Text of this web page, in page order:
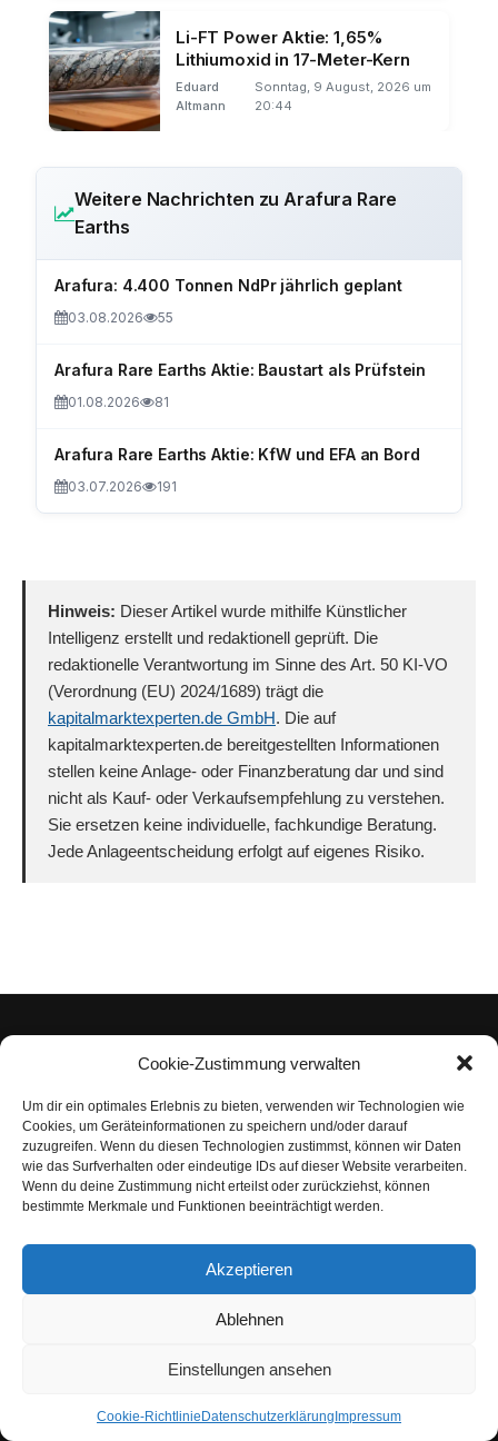
Cookie-Zustimmung verwalten
Um dir ein optimales Erlebnis zu bieten, verwenden wir Technologien wie
Cookies, um Geräteinformationen zu speichern und/oder darauf
zuzugreifen. Wenn du diesen Technologien zustimmst, können wir Daten
wie das Surfverhalten oder eindeutige IDs auf dieser Website verarbeiten.
Wenn du deine Zustimmung nicht erteilst oder zurückziehst, können
bestimmte Merkmale und Funktionen beeinträchtigt werden.
Akzeptieren
Ablehnen
Einstellungen ansehen
Cookie-Richtlinie Datenschutzerklärung Impressum
Li-FT Power Aktie: 1,65%
Lithiumoxid in 17-Meter-Kern
Eduard
Altmann
Sonntag, 9 August, 2026 um
20:44
Weitere Nachrichten zu Arafura Rare
Earths
Arafura: 4.400 Tonnen NdPr jährlich geplant
03.08.2026 55
Arafura Rare Earths Aktie: Baustart als Prüfstein
01.08.2026 81
Arafura Rare Earths Aktie: KfW und EFA an Bord
03.07.2026 191
Hinweis: Dieser Artikel wurde mithilfe Künstlicher
Intelligenz erstellt und redaktionell geprüft. Die
redaktionelle Verantwortung im Sinne des Art. 50 KI-VO
(Verordnung (EU) 2024/1689) trägt die
kapitalmarktexperten.de GmbH. Die auf
kapitalmarktexperten.de bereitgestellten Informationen
stellen keine Anlage- oder Finanzberatung dar und sind
nicht als Kauf- oder Verkaufsempfehlung zu verstehen.
Sie ersetzen keine individuelle, fachkundige Beratung.
Jede Anlageentscheidung erfolgt auf eigenes Risiko.
Impressum
Datenschutzerklärung
Nutzungsbedingungen | Haftungsausschluss
AGB